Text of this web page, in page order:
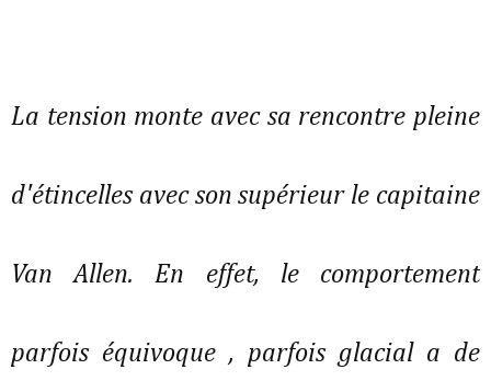
La tension monte avec sa rencontre pleine
d'étincelles avec son supérieur le capitaine
Van Allen. En effet, le comportement
parfois équivoque , parfois glacial a de